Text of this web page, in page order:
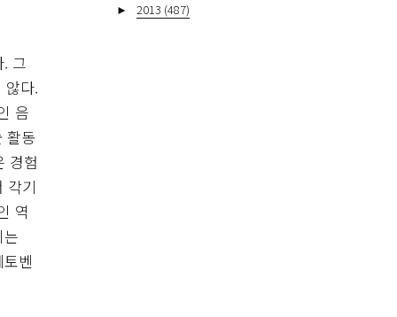
그
않다.
음
활동
경험
각기
역
벤
►
2013 (487)